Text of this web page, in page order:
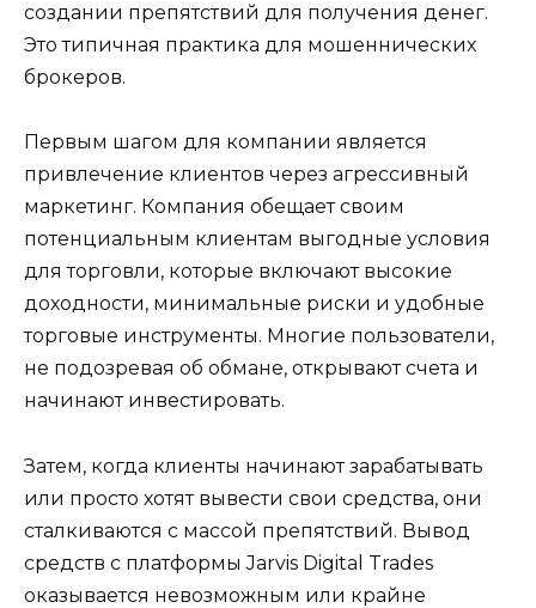
создании препятствий для получения денег.
Это типичная практика для мошеннических
брокеров.
Первым шагом для компании является
привлечение клиентов через агрессивный
маркетинг. Компания обещает своим
потенциальным клиентам выгодные условия
для торговли, которые включают высокие
доходности, минимальные риски и удобные
торговые инструменты. Многие пользователи,
не подозревая об обмане, открывают счета и
начинают инвестировать.
Затем, когда клиенты начинают зарабатывать
или просто хотят вывести свои средства, они
сталкиваются с массой препятствий. Вывод
средств с платформы Jarvis Digital Trades
оказывается невозможным или крайне